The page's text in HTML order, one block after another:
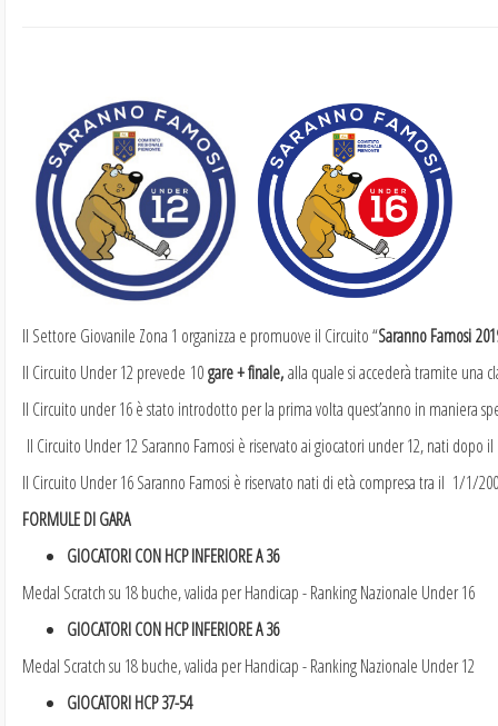
Il Settore Giovanile Zona 1 organizza e promuove il Circuito “Saranno Famosi
Il Circuito Under 12 prevede 10gare + finale,alla quale si accederà tramite una
Il Circuito under 16 è stato introdotto per la prima volta quest’anno in maniera
Il Circuito Under 12 Saranno Famosi è riservato ai giocatori under 12, nati dopo
Il Circuito Under 16 Saranno Famosi è riservato nati di età compresa tra il 1/1/
FORMULE DI GARA
GIOCATORI CON HCP INFERIORE A 36
Medal Scratch su 18 buche, valida per Handicap - Ranking Nazionale Under 16
GIOCATORI CON HCP INFERIORE A 36
Medal Scratch su 18 buche, valida per Handicap - Ranking Nazionale Under 12
GIOCATORI HCP 37-54